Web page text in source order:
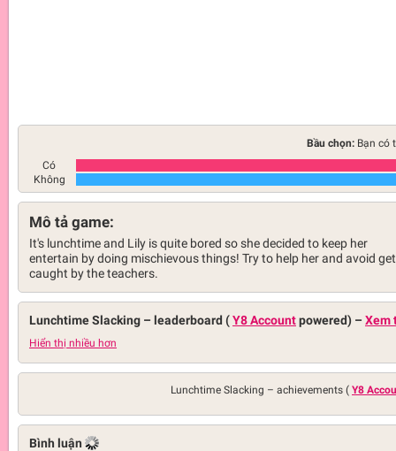
Bầu chọn: Bạn có
Có
Không
Mô tả game:
It's lunchtime and Lily is quite bored so she decided to keep her
entertain by doing mischievous things! Try to help her and avoid
caught by the teachers.
Lunchtime Slacking – leaderboard (Y8 Accountpowered) – Xem
Hiển thị nhiều hơn
Lunchtime Slacking – achievements ( Y8
Bình luận